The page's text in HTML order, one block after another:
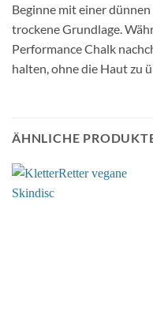
Beginne mit einer
trockene Grundlage.
Performance Chalk
halten, ohne die Haut zu
ÄHNLICHE